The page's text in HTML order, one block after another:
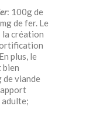
: 100g de
de fer. Le
la création
plus, le
bien
de viande
adulte;